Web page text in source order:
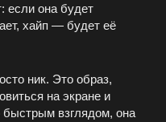
если она будет
хайп — будет её
ник. Это образ,
на экране и
быстрым взглядом, она